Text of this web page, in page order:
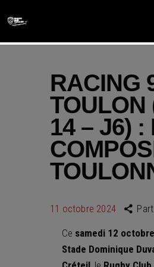
Actualités
Équipe pro
Nos équipes
Fan Zone
RACING
TOULON
14 – J6) :
11 octobre 2024
Ce samedi 12 octobre
Stade Dominique